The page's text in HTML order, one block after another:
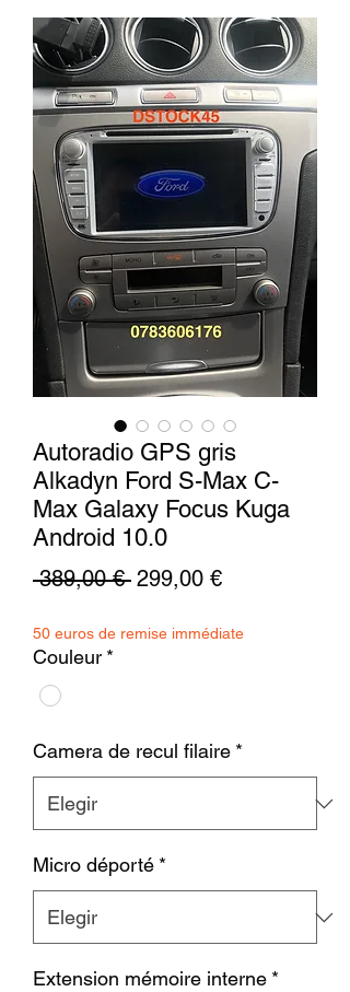
Autoradio GPS gris
Alkadyn Ford S-Max C-
Max Galaxy Focus Kuga
Android 10.0
389,00 € Precio
299,00 €Precio
50 euros de remise immédiate
Couleur *
Camera de recul filaire *
Micro déporté *
Extension mémoire interne *